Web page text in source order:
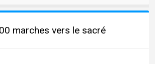
GUJARAT »
marches vers le sacré